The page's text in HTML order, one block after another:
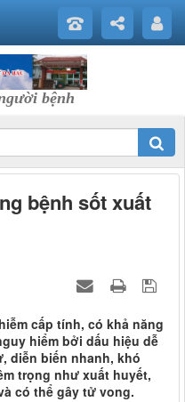
bệnh
bệnh sốt xuất
cấp tính, có khả năng
hiểm bởi dấu hiệu dễ
diễn biến nhanh, khó
trọng như xuất huyết,
có thể gây tử vong.